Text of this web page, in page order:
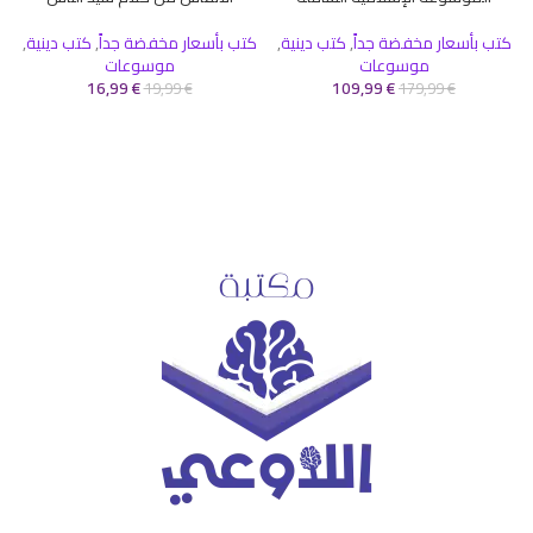
كتب بأسعار مخفضة جداً,كتب دينية,
موسوعات
179,99€
109,99€
كتب بأسعار مخفضة جداً,كتب دينية,
موسوعات
19,99€
16,99€